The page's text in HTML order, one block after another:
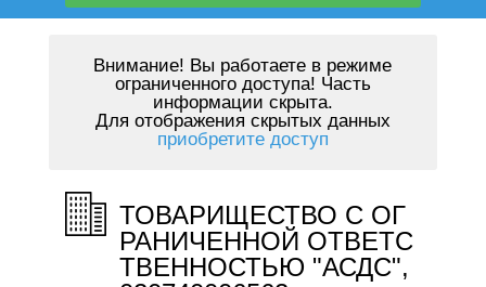
Внимание! Вы работаете в режиме
ограниченного доступа! Часть
информации скрыта.
Для отображения скрытых данных
приобретите доступ
ТОВАРИЩЕСТВО С ОГ
РАНИЧЕННОЙ ОТВЕТС
ТВЕННОСТЬЮ "АСДС",